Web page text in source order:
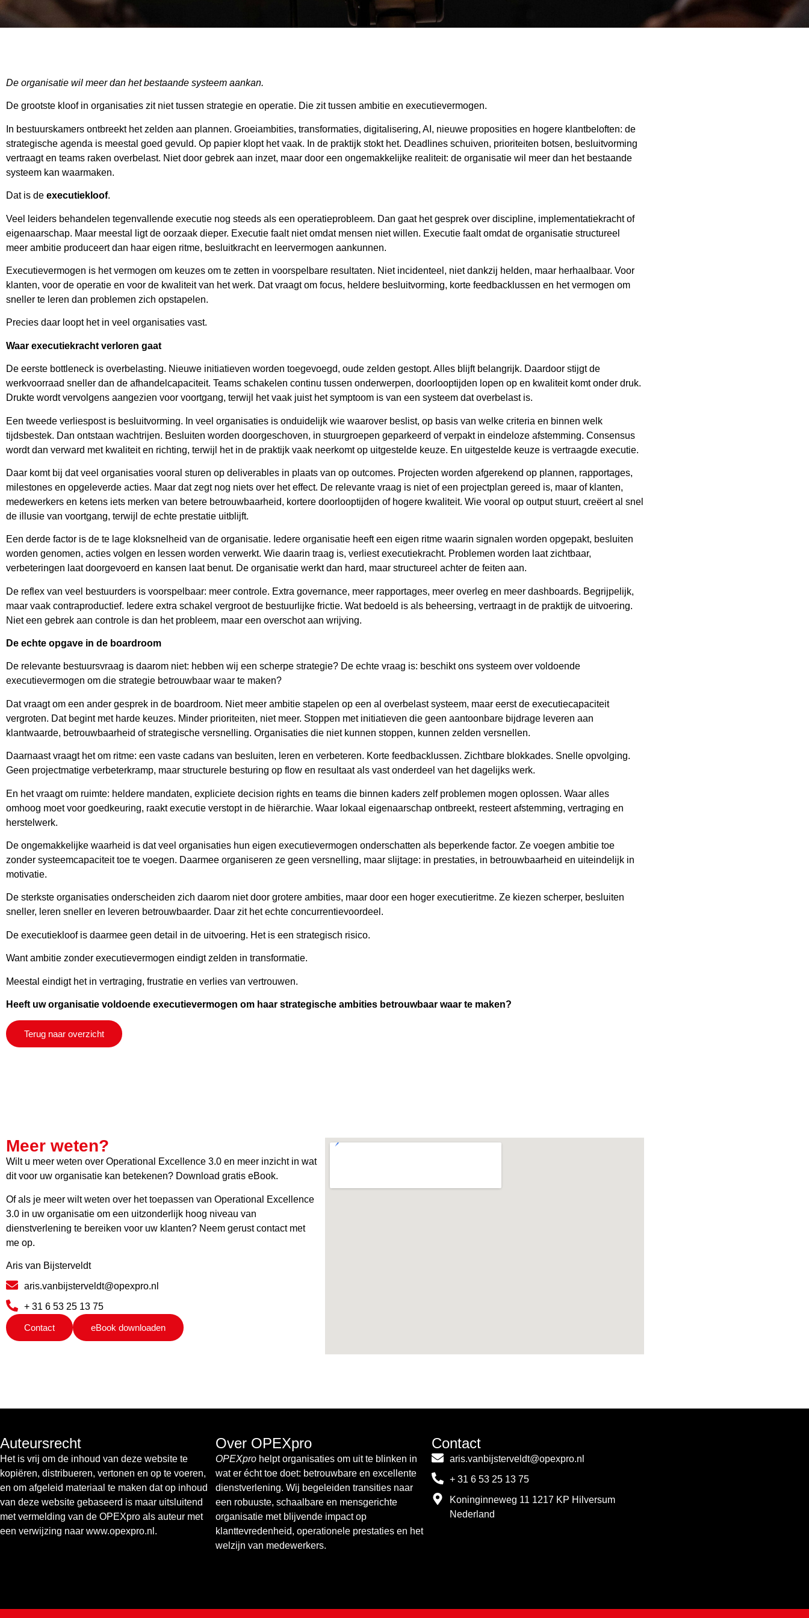
De organisatie wil meer dan het bestaande systeem aankan.
De grootste kloof in organisaties zit niet tussen strategie en operatie. Die zit tussen ambitie en executievermogen.
In bestuurskamers ontbreekt het zelden aan plannen. Groeiambities, transformaties, digitalisering, AI, nieuwe proposities en hogere klantbeloften: de
strategische agenda is meestal goed gevuld. Op papier klopt het vaak. In de praktijk stokt het. Deadlines schuiven, prioriteiten botsen, besluitvorming
vertraagt en teams raken overbelast. Niet door gebrek aan inzet, maar door een ongemakkelijke realiteit: de organisatie wil meer dan het bestaande
systeem kan waarmaken.
Dat is de executiekloof.
Veel leiders behandelen tegenvallende executie nog steeds als een operatieprobleem. Dan gaat het gesprek over discipline, implementatiekracht of
eigenaarschap. Maar meestal ligt de oorzaak dieper. Executie faalt niet omdat mensen niet willen. Executie faalt omdat de organisatie structureel
meer ambitie produceert dan haar eigen ritme, besluitkracht en leervermogen aankunnen.
Executievermogen is het vermogen om keuzes om te zetten in voorspelbare resultaten. Niet incidenteel, niet dankzij helden, maar herhaalbaar. Voor
klanten, voor de operatie en voor de kwaliteit van het werk. Dat vraagt om focus, heldere besluitvorming, korte feedbacklussen en het vermogen om
sneller te leren dan problemen zich opstapelen.
Precies daar loopt het in veel organisaties vast.
Waar executiekracht verloren gaat
De eerste bottleneck is overbelasting. Nieuwe initiatieven worden toegevoegd, oude zelden gestopt. Alles blijft belangrijk. Daardoor stijgt de
werkvoorraad sneller dan de afhandelcapaciteit. Teams schakelen continu tussen onderwerpen, doorlooptijden lopen op en kwaliteit komt onder druk.
Drukte wordt vervolgens aangezien voor voortgang, terwijl het vaak juist het symptoom is van een systeem dat overbelast is.
Een tweede verliespost is besluitvorming. In veel organisaties is onduidelijk wie waarover beslist, op basis van welke criteria en binnen welk
tijdsbestek. Dan ontstaan wachtrijen. Besluiten worden doorgeschoven, in stuurgroepen geparkeerd of verpakt in eindeloze afstemming. Consensus
wordt dan verward met kwaliteit en richting, terwijl het in de praktijk vaak neerkomt op uitgestelde keuze. En uitgestelde keuze is vertraagde executie.
Daar komt bij dat veel organisaties vooral sturen op deliverables in plaats van op outcomes. Projecten worden afgerekend op plannen, rapportages,
milestones en opgeleverde acties. Maar dat zegt nog niets over het effect. De relevante vraag is niet of een projectplan gereed is, maar of klanten,
medewerkers en ketens iets merken van betere betrouwbaarheid, kortere doorlooptijden of hogere kwaliteit. Wie vooral op output stuurt, creëert al snel
de illusie van voortgang, terwijl de echte prestatie uitblijft.
Een derde factor is de te lage kloksnelheid van de organisatie. Iedere organisatie heeft een eigen ritme waarin signalen worden opgepakt, besluiten
worden genomen, acties volgen en lessen worden verwerkt. Wie daarin traag is, verliest executiekracht. Problemen worden laat zichtbaar,
verbeteringen laat doorgevoerd en kansen laat benut. De organisatie werkt dan hard, maar structureel achter de feiten aan.
De reflex van veel bestuurders is voorspelbaar: meer controle. Extra governance, meer rapportages, meer overleg en meer dashboards. Begrijpelijk,
maar vaak contraproductief. Iedere extra schakel vergroot de bestuurlijke frictie. Wat bedoeld is als beheersing, vertraagt in de praktijk de uitvoering.
Niet een gebrek aan controle is dan het probleem, maar een overschot aan wrijving.
De echte opgave in de boardroom
De relevante bestuursvraag is daarom niet: hebben wij een scherpe strategie? De echte vraag is: beschikt ons systeem over voldoende
executievermogen om die strategie betrouwbaar waar te maken?
Dat vraagt om een ander gesprek in de boardroom. Niet meer ambitie stapelen op een al overbelast systeem, maar eerst de executiecapaciteit
vergroten. Dat begint met harde keuzes. Minder prioriteiten, niet meer. Stoppen met initiatieven die geen aantoonbare bijdrage leveren aan
klantwaarde, betrouwbaarheid of strategische versnelling. Organisaties die niet kunnen stoppen, kunnen zelden versnellen.
Daarnaast vraagt het om ritme: een vaste cadans van besluiten, leren en verbeteren. Korte feedbacklussen. Zichtbare blokkades. Snelle opvolging.
Geen projectmatige verbeterkramp, maar structurele besturing op flow en resultaat als vast onderdeel van het dagelijks werk.
En het vraagt om ruimte: heldere mandaten, expliciete decision rights en teams die binnen kaders zelf problemen mogen oplossen. Waar alles
omhoog moet voor goedkeuring, raakt executie verstopt in de hiërarchie. Waar lokaal eigenaarschap ontbreekt, resteert afstemming, vertraging en
herstelwerk.
De ongemakkelijke waarheid is dat veel organisaties hun eigen executievermogen onderschatten als beperkende factor. Ze voegen ambitie toe
zonder systeemcapaciteit toe te voegen. Daarmee organiseren ze geen versnelling, maar slijtage: in prestaties, in betrouwbaarheid en uiteindelijk in
motivatie.
De sterkste organisaties onderscheiden zich daarom niet door grotere ambities, maar door een hoger executieritme. Ze kiezen scherper, besluiten
sneller, leren sneller en leveren betrouwbaarder. Daar zit het echte concurrentievoordeel.
De executiekloof is daarmee geen detail in de uitvoering. Het is een strategisch risico.
Want ambitie zonder executievermogen eindigt zelden in transformatie.
Meestal eindigt het in vertraging, frustratie en verlies van vertrouwen.
Heeft uw organisatie voldoende executievermogen om haar strategische ambities betrouwbaar waar te maken?
Terug naar overzicht
Meer weten?
Wilt u meer weten over Operational Excellence 3.0 en meer inzicht in wat
dit voor uw organisatie kan betekenen? Download gratis eBook.
Of als je meer wilt weten over het toepassen van Operational Excellence
3.0 in uw organisatie om een uitzonderlijk hoog niveau van
dienstverlening te bereiken voor uw klanten? Neem gerust contact met
me op.
Aris van Bijsterveldt
aris.vanbijsterveldt@opexpro.nl
+ 31 6 53 25 13 75
Contact eBook downloaden
Auteursrecht
Het is vrij om de inhoud van deze website te
kopiëren, distribueren, vertonen en op te voeren,
en om afgeleid materiaal te maken dat op inhoud
van deze website gebaseerd is maar uitsluitend
met vermelding van de OPEXpro als auteur met
een verwijzing naar www.opexpro.nl.
Over OPEXpro
OPEXpro helpt organisaties om uit te blinken in
wat er écht toe doet: betrouwbare en excellente
dienstverlening. Wij begeleiden transities naar
een robuuste, schaalbare en mensgerichte
organisatie met blijvende impact op
klanttevredenheid, operationele prestaties en het
welzijn van medewerkers.
Contact
aris.vanbijsterveldt@opexpro.nl
+ 31 6 53 25 13 75
Koninginneweg 11 1217 KP Hilversum
Nederland